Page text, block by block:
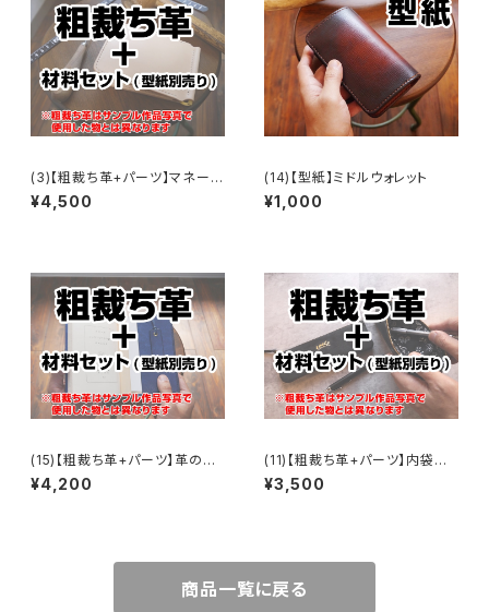
(3)【粗裁ち革+パーツ】マネーク
リップウォレット
¥4,500
(14)【型紙】ミドルウォレット
¥1,000
(15)【粗裁ち革+パーツ】革の文
庫本カバー(フリーサイズ)
¥4,200
(11)【粗裁ち革+パーツ】内袋付
きレザーペンケース
¥3,500
商品一覧に戻る